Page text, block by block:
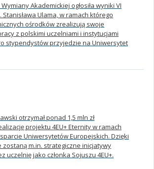
Akademickiej ogłosiła wyniki VI
Ulama, w ramach którego
ośrodków zrealizują swoje
z polskimi uczelniami i instytucjami
stypendystów przyjedzie na Uniwersytet
otrzymał ponad 1,5 mln zł
projektu 4EU+ Eternity w ramach
Uniwersytetów Europejskich. Dzięki
m.in. strategiczne inicjatywy
uczelnię jako członka Sojuszu 4EU+.